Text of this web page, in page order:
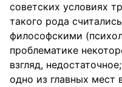
советских условиях
такого рода
философскими
проблематике
взгляд,
одно из главных мест